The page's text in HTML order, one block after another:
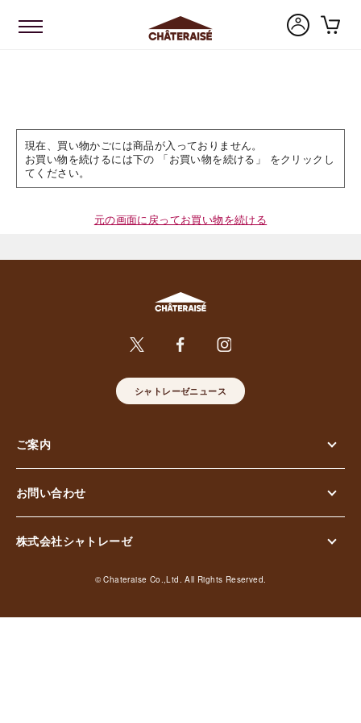
現在、買い物かごには商品が入っておりません。
お買い物を続けるには下の 「お買い物を続ける」 をクリックし
てください。
元の画面に戻ってお買い物を続ける
シャトレーゼニュース
ご案内
お問い合わせ
株式会社シャトレーゼ
© Chateraise Co.,Ltd. All Rights Reserved.